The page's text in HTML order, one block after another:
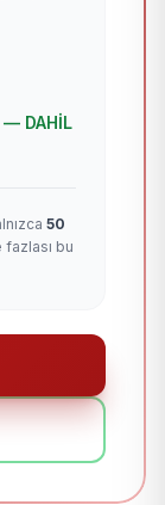
DAHİL
50
fazlası bu